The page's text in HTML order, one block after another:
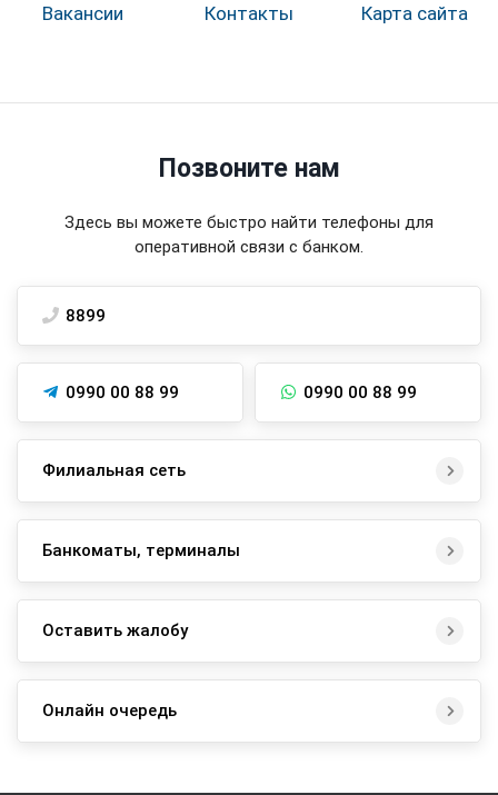
Вакансии Контакты Карта сайта
Позвоните нам
Здесь вы можете быстро найти телефоны для
оперативной связи с банком.
8899
0990 00 88 99 0990 00 88 99
Филиальная сеть
Банкоматы, терминалы
Оставить жалобу
Онлайн очередь